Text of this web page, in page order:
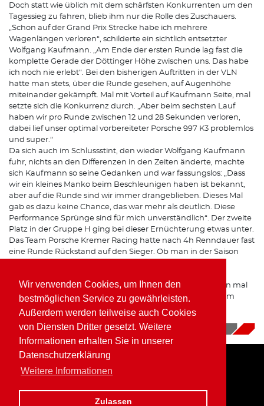
Wir verwenden Cookies, um Ihnen den
bestmöglichen Service zu gewährleisten.
Außerdem werden teilweise auch Cookies
von Diensten Dritter gesetzt. Weitere
Informationen erhalten Sie in unserer
Datenschutzerklärung
Weitere Informationen
Zulassen
Doch statt wie üblich mit dem schärfsten Konkurrenten um den
Tagessieg zu fahren, blieb ihm nur die Rolle des Zuschauers.
„Schon auf der Grand Prix Strecke habe ich mehrere
Wagenlängen verloren“, schilderte ein sichtlich entsetzter
Wolfgang Kaufmann. „Am Ende der ersten Runde lag fast die
komplette Gerade der Döttinger Höhe zwischen uns. Das habe
ich noch nie erlebt“. Bei den bisherigen Auftritten in der VLN
hatte man stets, über die Runde gesehen, auf Augenhöhe
miteinander gekämpft. Mal mit Vorteil auf Kaufmann Seite, mal
setzte sich die Konkurrenz durch. „Aber beim sechsten Lauf
haben wir pro Runde zwischen 12 und 28 Sekunden verloren,
dabei lief unser optimal vorbereiteter Porsche 997 K3 problemlos
und super.“
Da sich auch im Schlussstint, den wieder Wolfgang Kaufmann
fuhr, nichts an den Differenzen in den Zeiten änderte, machte
sich Kaufmann so seine Gedanken und war fassungslos: „Dass
wir ein kleines Manko beim Beschleunigen haben ist bekannt,
aber auf die Runde sind wir immer drangeblieben. Dieses Mal
gab es dazu keine Chance, das war mehr als deutlich. Diese
Performance Sprünge sind für mich unverständlich“. Der zweite
Platz in der Gruppe H ging bei dieser Ernüchterung etwas unter.
Das Team Porsche Kremer Racing hatte nach 4h Renndauer fast
eine Runde Rückstand auf den Sieger. Ob man in der Saison
Am kommenden Wochenende hofft Wolfgang Kaufmann mal
auf unbeschwerten Fahrspaß. Im Rahmen des Truck GP im
belgischen Zolder startet der „Piranha“ in der Cup &
17.09.2018
Home Impressum